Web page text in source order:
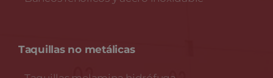
Taquillas no metálicas